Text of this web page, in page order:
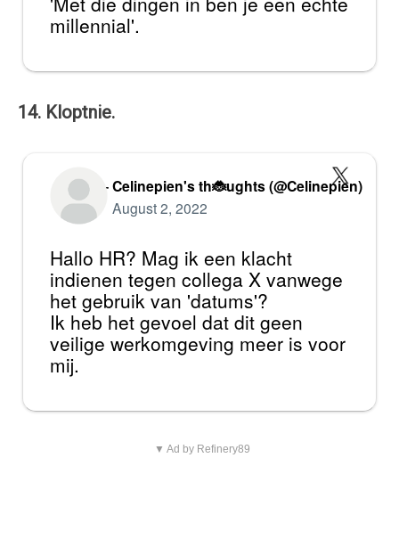
millennial'.
14. Kloptnie.
Hallo HR? Mag ik een klacht
indienen tegen collega X vanwege
het gebruik van 'datums'?
Ik heb het gevoel dat dit geen
veilige werkomgeving meer is voor
mij.
— Celinepien's th🐞ughts (@Celinepien)
August 2, 2022
▼ Ad by Refinery89